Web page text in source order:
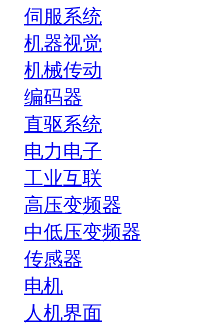
伺服系统
机器视觉
机械传动
编码器
直驱系统
电力电子
工业互联
高压变频器
中低压变频器
传感器
电机
人机界面